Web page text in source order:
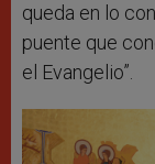
queda en lo
puente que
el Evangelio”.